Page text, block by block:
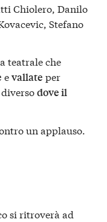
Chiolero, Danilo
Stefano
teatrale che
evallate per
dove il
un applauso.
si ritroverà ad